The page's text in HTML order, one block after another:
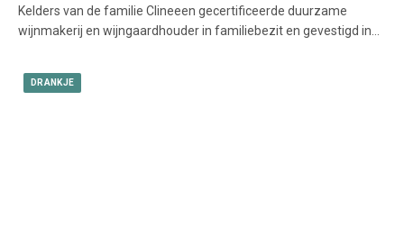
Kelders van de familie Clineeen gecertificeerde duurzame
wijnmakerij en wijngaardhouder in familiebezit en gevestigd in…
DRANKJE